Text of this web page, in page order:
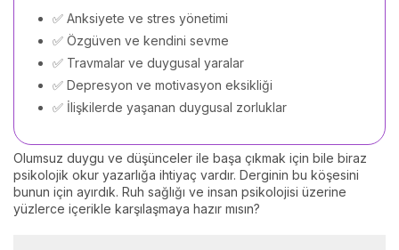
✅ Anksiyete ve stres yönetimi
✅ Özgüven ve kendini sevme
✅ Travmalar ve duygusal yaralar
✅ Depresyon ve motivasyon eksikliği
✅ İlişkilerde yaşanan duygusal zorluklar
Olumsuz duygu ve düşünceler ile başa çıkmak için bile biraz
psikolojik okur yazarlığa ihtiyaç vardır. Derginin bu köşesini
bunun için ayırdık. Ruh sağlığı ve insan psikolojisi üzerine
yüzlerce içerikle karşılaşmaya hazır mısın?